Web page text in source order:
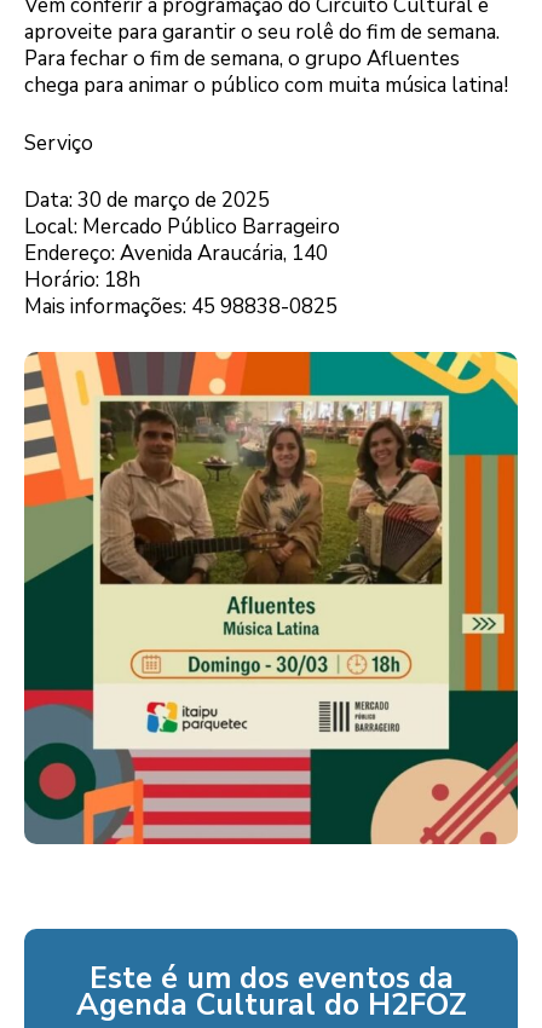
Vem conferir a programação do Circuito Cultural e
aproveite para garantir o seu rolê do fim de semana.
Para fechar o fim de semana, o grupo Afluentes
chega para animar o público com muita música latina!
Serviço
Data: 30 de março de 2025
Local: Mercado Público Barrageiro
Endereço: Avenida Araucária, 140
Horário: 18h
Mais informações: 45 98838-0825
Este é um dos eventos da
Agenda Cultural do H2FOZ